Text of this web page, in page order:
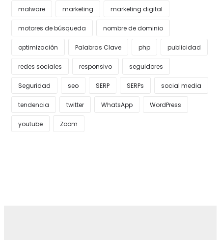
malware marketing marketing digital
motores de búsqueda nombre de dominio
optimización Palabras Clave php publicidad
redes sociales responsivo seguidores
Seguridad seo SERP SERPs social media
tendencia twitter WhatsApp WordPress
youtube Zoom